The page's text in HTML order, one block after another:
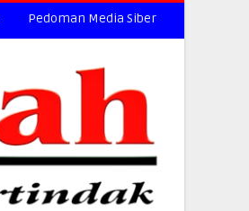
Pedoman Media Siber